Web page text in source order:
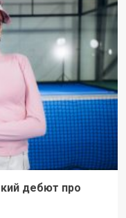
дебют про